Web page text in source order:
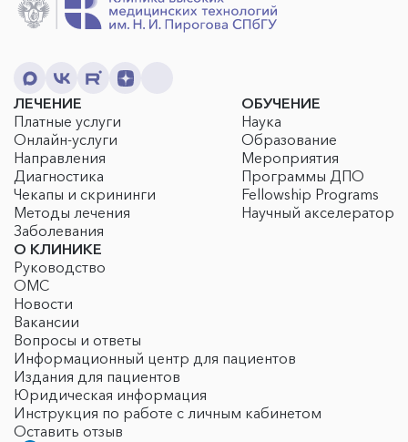
ЛЕЧЕНИЕ
Платные услуги
Онлайн-услуги
Направления
Диагностика
Чекапы и скрининги
Методы лечения
Заболевания
ОБУЧЕНИЕ
Наука
Образование
Мероприятия
Программы ДПО
Fellowship Programs
Научный акселератор
О КЛИНИКЕ
Руководство
ОМС
Новости
Вакансии
Вопросы и ответы
Информационный центр для пациентов
Издания для пациентов
Юридическая информация
Инструкция по работе с личным кабинетом
Оставить отзыв